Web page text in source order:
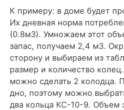
К примеру: в доме будет
Их дневная норма
(0.8м3). Умножаем этот
запас, получаем 2,4 м3.
сторону и выбираем из
размер и количество
можно сделать 2 колодца.
дно, поэтому можно
два кольца КС-10-9. Объем